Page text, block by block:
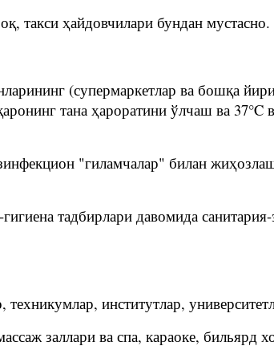
такси ҳайдовчилари бундан мустасно.
(супермаркетлар ва бошқа
тана ҳароратини ўлчаш ва
"гиламчалар" билан
тадбирлари давомида
институтлар,
заллари ва спа, караоке, бильярд